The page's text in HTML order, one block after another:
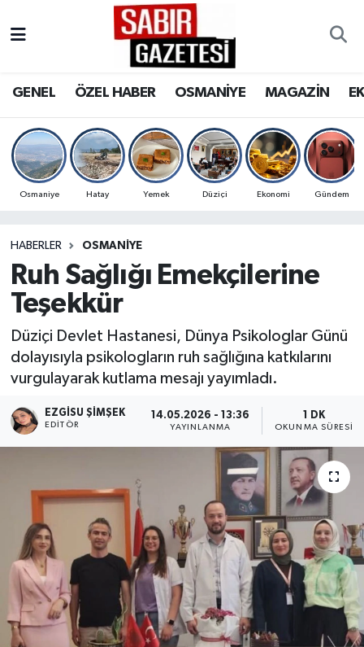
GENEL ÖZEL HABER OSMANİYE MAGAZİN
Osmaniye Hatay Yemek Düziçi Ekonomi Gündem
HABERLER OSMANIYE
Ruh Sağlığı Emekçilerine
Teşekkür
Düziçi Devlet Hastanesi, Dünya Psikologlar Günü
dolayısıyla psikologların ruh sağlığına katkılarını
vurgulayarak kutlama mesajı yayımladı.
EZGISU ŞIMŞEK
EDITÖR
14.05.2026 - 13:36
YAYINLANMA
1 DK
OKUNMA SÜRESI
OSMANİYE
MAGAZİN
SPOR
RESMİ İLANLAR
Osmaniye Nöbetçi Eczaneler
Osmaniye Trafik Yoğunluk Haritası
Süper Lig Puan Durumu ve Fikstür
Son Dakika Haberleri
Haber Arşivi